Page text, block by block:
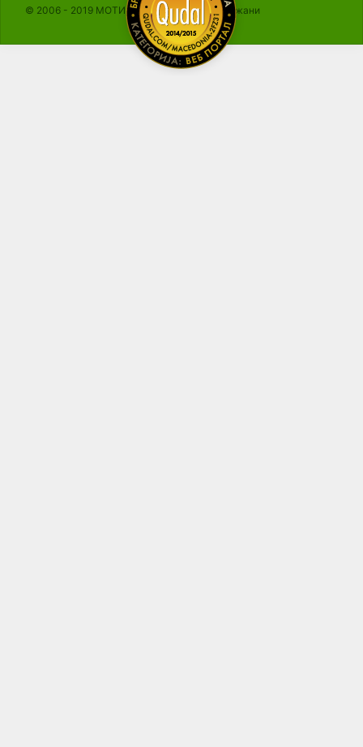
© 2006 - 2019 МОТИКА, Сите права се задржани